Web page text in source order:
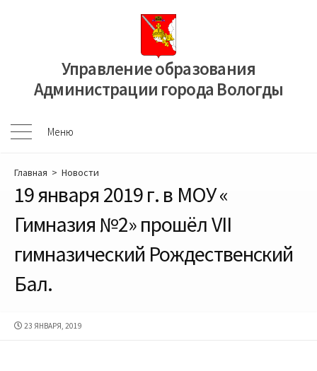
Управление образования
Администрации города Вологды
Меню
Меню
Главная > Новости
19 января 2019 г. в МОУ «
Гимназия №2» прошёл VII
гимназический Рождественский
Бал.
ДАТА
23 ЯНВАРЯ, 2019